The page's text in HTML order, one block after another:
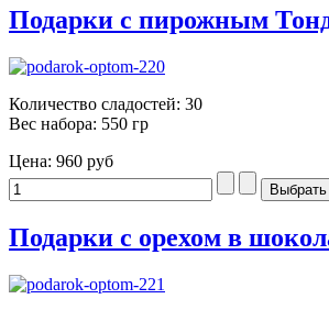
Подарки с пирожным
Количество сладостей: 30
Вес набора: 550 гр
Цена: 960 руб
Подарки с орехом в